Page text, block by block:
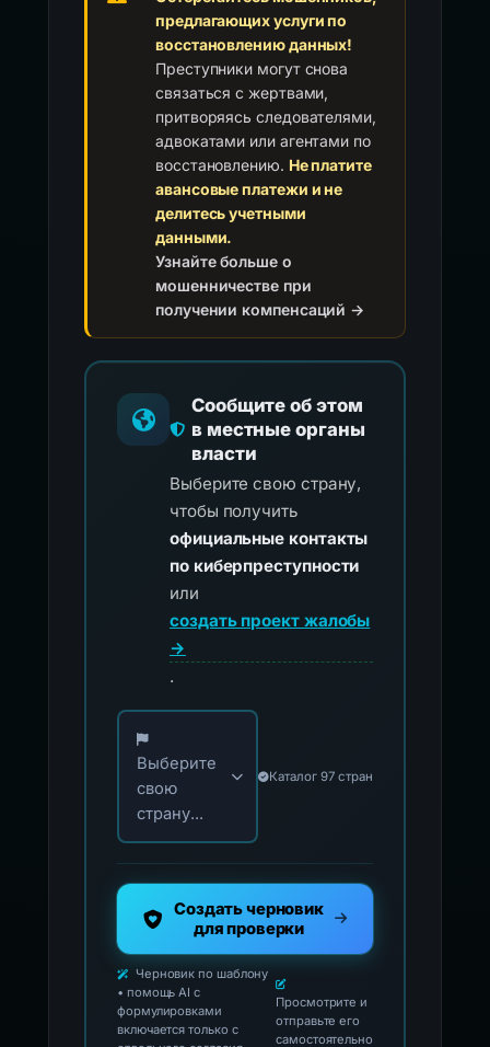
предлагающих услуги по
восстановлению данных!
Преступники могут снова
связаться с жертвами,
притворяясь следователями,
адвокатами или агентами по
восстановлению. Не платите
авансовые платежи и не
делитесь учетными
данными.
Узнайте больше о
мошенничестве при
получении компенсаций →
Сообщите об этом
в местные органы
власти
Выберите свою страну,
чтобы получить
официальные контакты
по киберпреступности
или
создать проект жалобы
→
.
Выберите свою страну для официальных
Выберите
свою
страну...
Каталог 97 стран
Создать черновик
для проверки
Черновик по шаблону
• помощь AI с
формулировками
включается только с
Просмотрите и
отправьте его
самостоятельно